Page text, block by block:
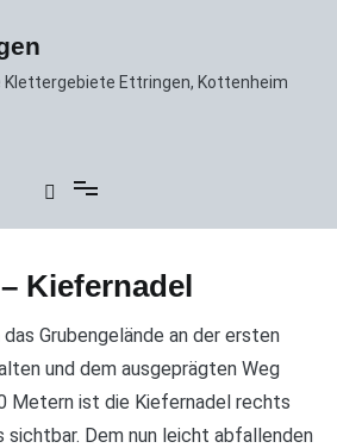
Klettergebiete Ettringen, Kottenheim
Kiefernadel
Grubengelände an der ersten
und dem ausgeprägten Weg
Metern ist die Kiefernadel rechts
sichtbar. Dem nun leicht abfallenden